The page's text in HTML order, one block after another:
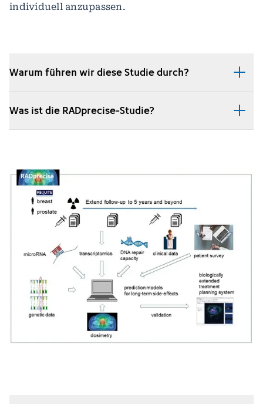
individuell anzupassen.
Warum führen wir diese Studie durch?
Was ist die RADprecise-Studie?